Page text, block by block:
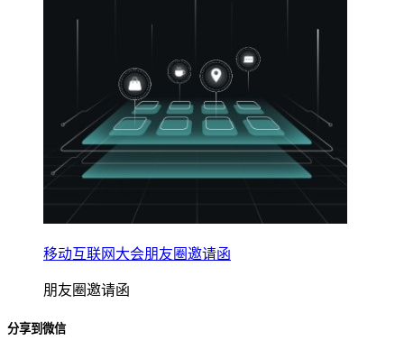
移动互联网大会朋友圈邀请函
朋友圈邀请函
分享到微信